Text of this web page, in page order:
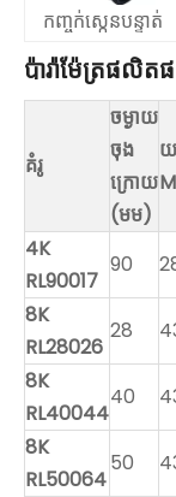
កញ្ចក់ស្កេនបន្ទាត់
ប៉ារ៉ាម៉ែត្រផលិ
គំរូ
ចម្ងាយ
ចុង
ក្រោយ
(មម)
យ
4K
RL90017
90
8K
RL28026
28
8K
RL40044
40
8K
RL50064
50